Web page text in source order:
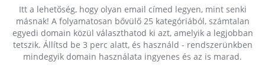
Itt a lehetőség, hogy olyan email címed legyen, mint senki
másnak! A folyamatosan bővülő 25 kategóriából, számtalan
egyedi domain közül választhatod ki azt, amelyik a legjobban
tetszik. Állítsd be 3 perc alatt, és használd - rendszerünkben
mindegyik domain használata ingyenes és az is marad.